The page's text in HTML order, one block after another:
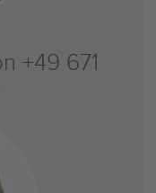
+49 671